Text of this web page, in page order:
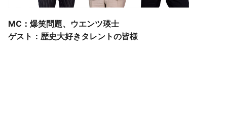
MC：爆笑問題、ウエンツ瑛士
ゲスト：歴史大好きタレントの皆様